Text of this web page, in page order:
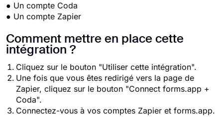
● Un compte Coda
● Un compte Zapier
Comment mettre en place cette
intégration ?
Cliquez sur le bouton "Utiliser cette intégration".
Une fois que vous êtes redirigé vers la page de
Zapier, cliquez sur le bouton "Connect forms.app +
Coda".
Connectez-vous à vos comptes Zapier et forms.app.